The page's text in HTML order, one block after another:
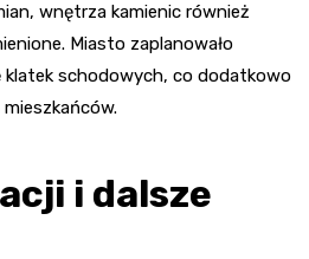
wnętrza kamienic również
Miasto zaplanowało
klatek schodowych, co dodatkowo
i dalsze